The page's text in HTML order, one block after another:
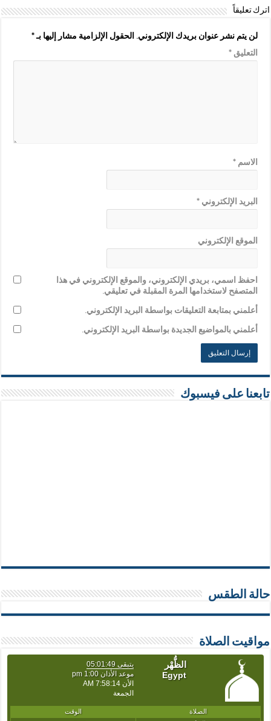
اترك تعليقاً
لن يتم نشر عنوان بريدك الإلكتروني. الحقول الإلزامية مشار إليها بـ*
التعليق*
الاسم*
البريد الإلكتروني*
الموقع الإلكتروني
احفظ اسمي، بريدي الإلكتروني، والموقع الإلكتروني في هذا
المتصفح لاستخدامها المرة المقبلة في تعليقي.
أعلمني بمتابعة التعليقات بواسطة البريد الإلكتروني.
أعلمني بالمواضيع الجديدة بواسطة البريد الإلكتروني.
تابعنا على فيسبوك
حالة الطقس
مواقيت الصلاة